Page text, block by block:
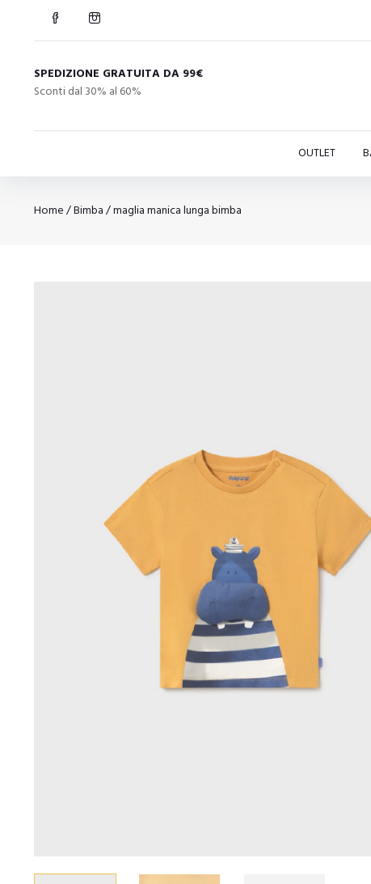
SPEDIZIONE GRATUITA DA 99€
Sconti dal 30% al 60%
OUTLET
Home/Bimba/maglia manica lunga bimba